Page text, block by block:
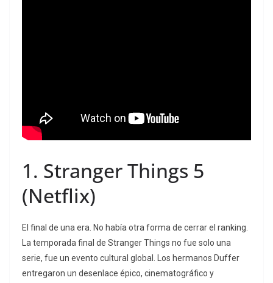
1. Stranger Things 5
(Netflix)
El final de una era. No había otra forma de cerrar el ranking.
La temporada final de Stranger Things no fue solo una
serie, fue un evento cultural global.
Los hermanos Duffer
entregaron un desenlace épico, cinematográfico y